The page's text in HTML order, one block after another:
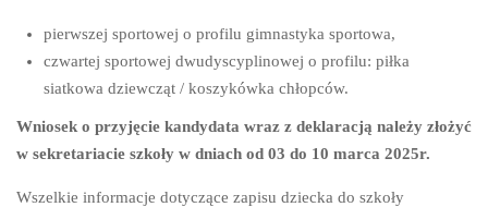
pierwszej sportowej o profilu gimnastyka sportowa,
czwartej sportowej dwudyscyplinowej o profilu: piłka
siatkowa dziewcząt / koszykówka chłopców.
Wniosek o przyjęcie kandydata wraz z deklaracją należy złożyć
w sekretariacie szkoły w dniach od 03 do 10 marca 2025r.
Wszelkie informacje dotyczące zapisu dziecka do szkoły